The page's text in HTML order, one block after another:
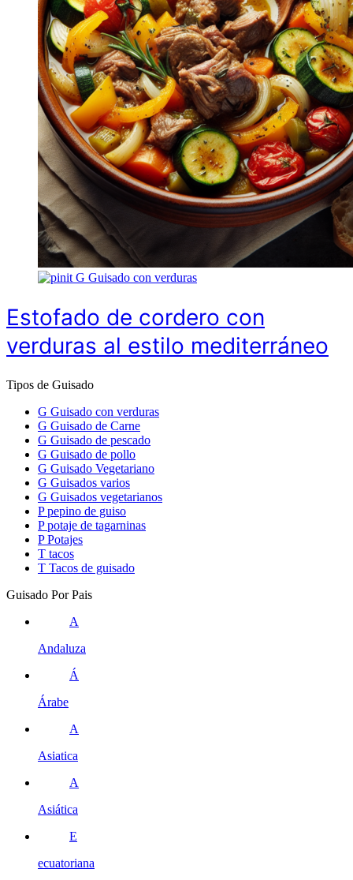
G Guisado con verduras
Estofado de cordero con
verduras al estilo mediterráneo
Tipos de Guisado
G Guisado con verduras
G Guisado de Carne
G Guisado de pescado
G Guisado de pollo
G Guisado Vegetariano
G Guisados varios
G Guisados vegetarianos
P pepino de guiso
P potaje de tagarninas
P Potajes
T tacos
T Tacos de guisado
Guisado Por Pais
A
Andaluza
Á
Árabe
A
Asiatica
A
Asiática
E
ecuatoriana